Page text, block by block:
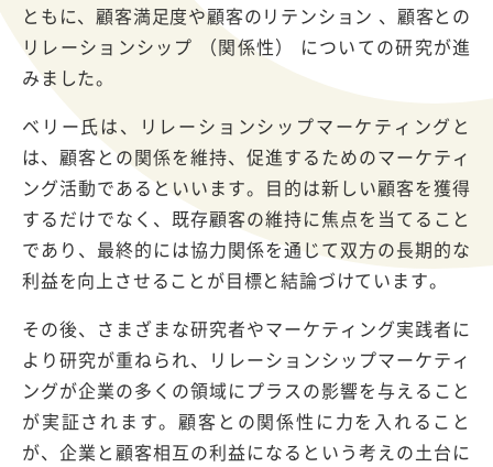
ともに、顧客満足度や顧客のリテンション 、顧客との
リレーションシップ （関係性） についての研究が進
みました。
ベリー氏は、リレーションシップマーケティングと
は、顧客との関係を維持、促進するためのマーケティ
ング活動であるといいます。目的は新しい顧客を獲得
するだけでなく、既存顧客の維持に焦点を当てること
であり、最終的には協力関係を通じて双方の長期的な
利益を向上させることが目標と結論づけています。
その後、さまざまな研究者やマーケティング実践者に
より研究が重ねられ、リレーションシップマーケティ
ングが企業の多くの領域にプラスの影響を与えること
が実証されます。顧客との関係性に力を入れること
が、企業と顧客相互の利益になるという考えの土台に